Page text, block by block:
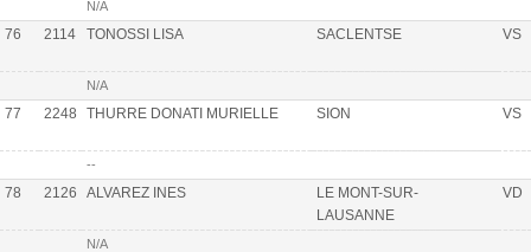
N/A
76 2114 TONOSSI LISA SACLENTSE VS
N/A
77 2248 THURRE DONATI MURIELLE SION VS
--
78 2126 ALVAREZ INES
LE MONT-SUR-
LAUSANNE
VD
N/A